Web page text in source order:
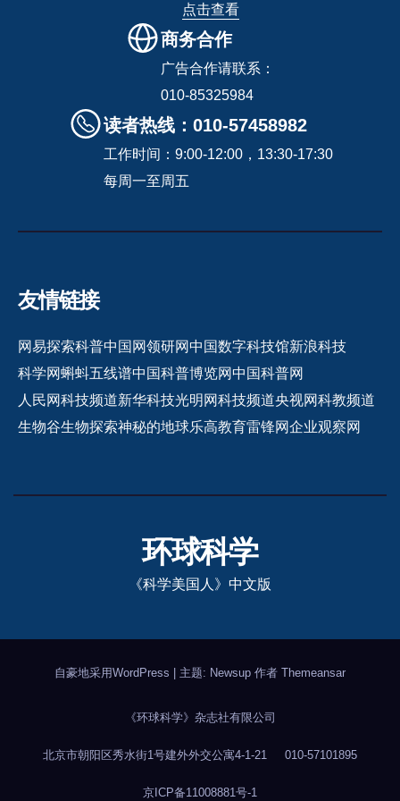
点击查看
商务合作
广告合作请联系：
010-85325984
读者热线：010-57458982
工作时间：9:00-12:00，13:30-17:30
每周一至周五
友情链接
网易探索科普中国网领研网中国数字科技馆新浪科技
科学网蝌蚪五线谱中国科普博览网中国科普网
人民网科技频道新华科技光明网科技频道央视网科教频道
生物谷生物探索神秘的地球乐高教育雷锋网企业观察网
环球科学
《科学美国人》中文版
自豪地采用WordPress 主题: Newsup 作者 Themeansar
《环球科学》杂志社有限公司
北京市朝阳区秀水街1号建外外交公寓4-1-21 010-57101895
京ICP备11008881号-1